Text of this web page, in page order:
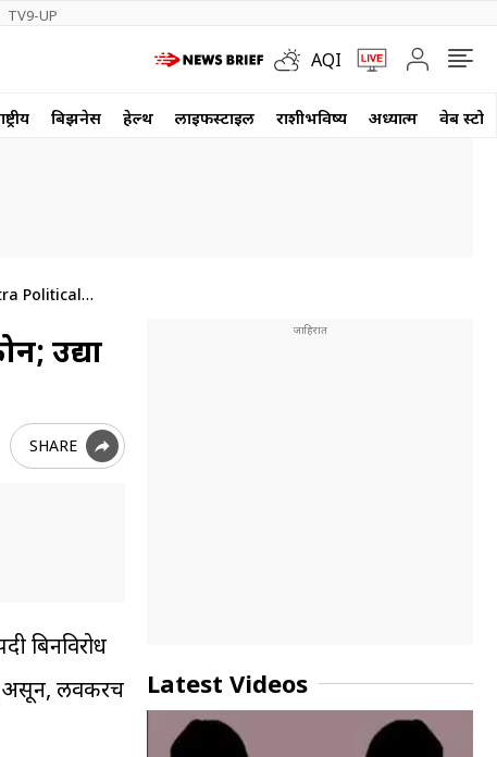
TV9-UP
AQI
बिझनेस हेल्थ लाईफस्टाईल राशीभविष्य अध्यात्म वेब
Political
उद्या
SHARE
बिनविरोध
असून, लवकरच
Latest Videos